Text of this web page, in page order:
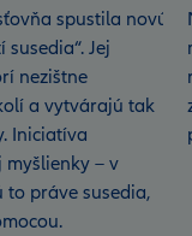
spustila novú
Jej
nezištne
a vytvárajú tak
Iniciatíva
myšlienky – v
to práve susedia,